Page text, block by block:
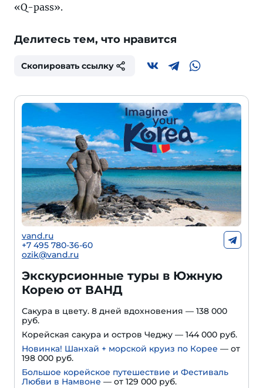
«Q-pass».
Делитесь тем, что нравится
Скопировать ссылку
vand.ru
+7 495 780-36-60
ozik@vand.ru
Экскурсионные туры в Южную
Корею от ВАНД
Сакура в цвету. 8 дней вдохновения — 138 000
руб.
Корейская сакура и остров Чеджу — 144 000 руб.
Новинка! Шанхай + морской круиз по Корее — от
198 000 руб.
Большое корейское путешествие и Фестиваль
Любви в Намвоне — от 129 000 руб.